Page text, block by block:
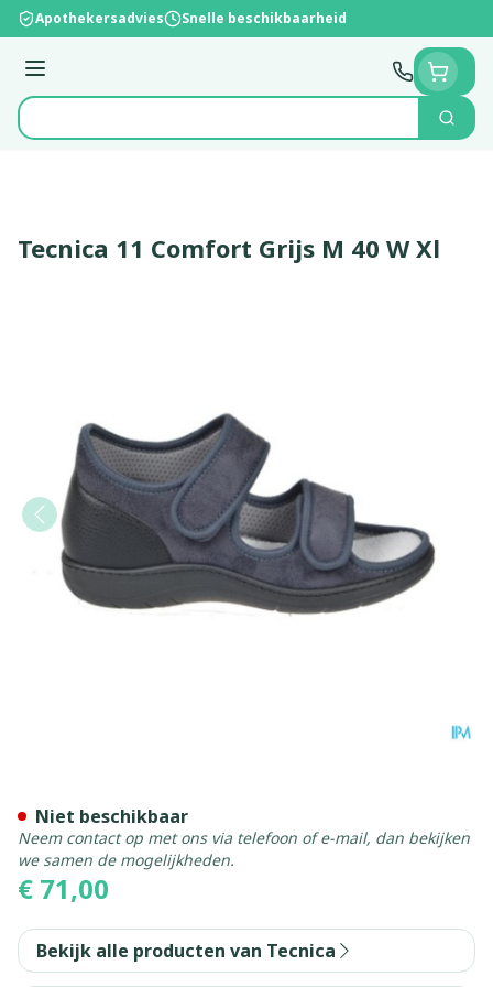
Ga naar de inhoud
Apothekersadvies Snelle beschikbaarheid
Menu
Product, merk, categorie...
Zoek
Tecnica 11 Comfort Grijs M 40 W Xl
€ 71,00
Niet beschikbaar
Neem contact op met ons via telefoon of e-mail, dan bekijken
we samen de mogelijkheden.
Bekijk alle producten van Tecnica